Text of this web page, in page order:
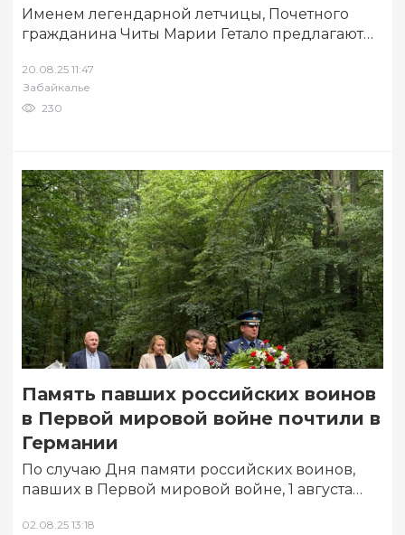
Именем легендарной летчицы, Почетного
гражданина Читы Марии Гетало предлагают
застройки, расположенной в районе…
20.08.25 11:47
Забайкалье
230
Память павших российских воинов
в Первой мировой войне почтили в
Германии
По случаю Дня памяти российских воинов,
павших в Первой мировой войне, 1 августа
02.08.25 13:18